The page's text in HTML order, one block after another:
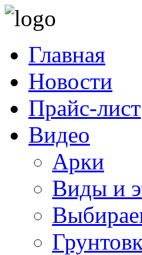
Главная
Новости
Прайс-лист
Видео
Арки
Виды и